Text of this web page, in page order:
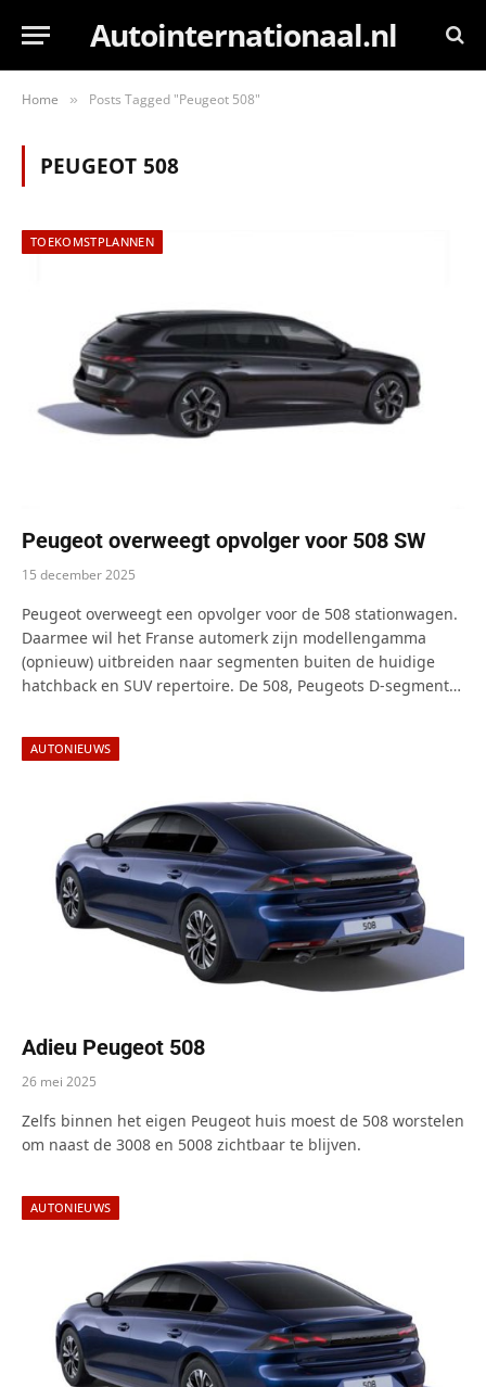
Autointernationaal.nl
Home » Posts Tagged "Peugeot 508"
PEUGEOT 508
TOEKOMSTPLANNEN
Peugeot overweegt opvolger voor 508 SW
15 december 2025
Peugeot overweegt een opvolger voor de 508 stationwagen.
Daarmee wil het Franse automerk zijn modellengamma
(opnieuw) uitbreiden naar segmenten buiten de huidige
hatchback en SUV repertoire. De 508, Peugeots D-segment…
AUTONIEUWS
Adieu Peugeot 508
26 mei 2025
Zelfs binnen het eigen Peugeot huis moest de 508 worstelen
om naast de 3008 en 5008 zichtbaar te blijven.
AUTONIEUWS